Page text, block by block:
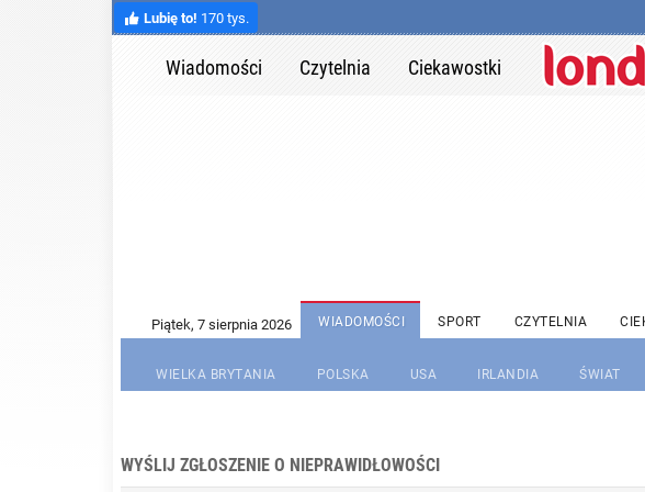
Lubię to! 170 tys.
Wiadomości Czytelnia Ciekawostki
WIADOMOŚCI SPORT CZYTELNIA
WIELKA BRYTANIA POLSKA USA IRLANDIA ŚWIAT
WYŚLIJ ZGŁOSZENIE O NIEPRAWIDŁOWOŚCI